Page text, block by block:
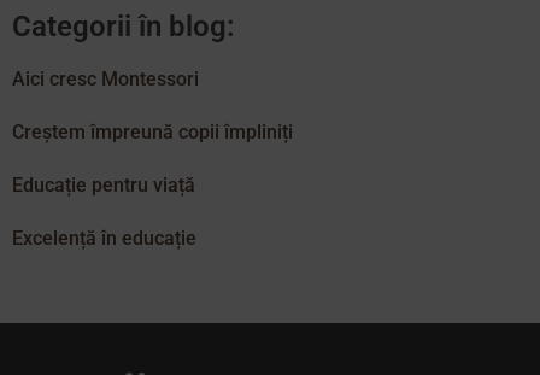
Categorii în blog:
Aici cresc Montessori
Creștem împreună copii împliniți
Educație pentru viață
Excelență în educație